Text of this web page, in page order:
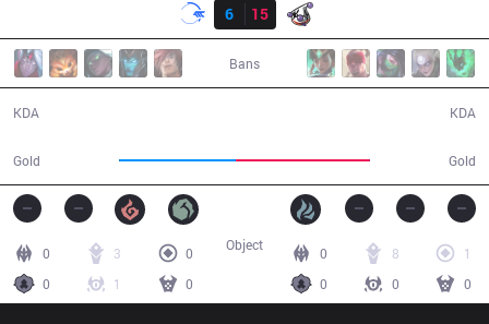
6
15
Bans
KDA
Gold Gold
KDA
0 3
0
0
1 0
0 8
1
0
0 0
Object